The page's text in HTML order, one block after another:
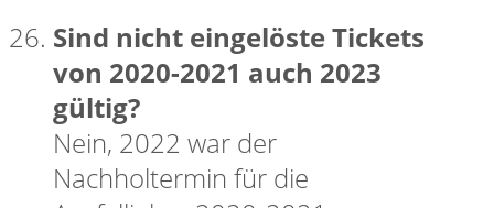
Sind nicht eingelöste Tickets
von 2020-2021 auch 2023
gültig?
Nein, 2022 war der
Nachholtermin für die